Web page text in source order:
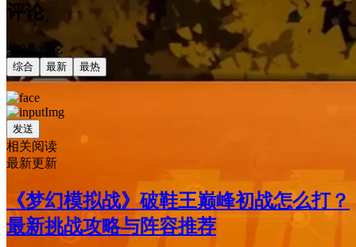
评论
共0条评论
综合 最新 最热
发送
相关阅读
最新更新
《梦幻模拟战》破鞋王巅峰初战怎么打？
最新挑战攻略与阵容推荐